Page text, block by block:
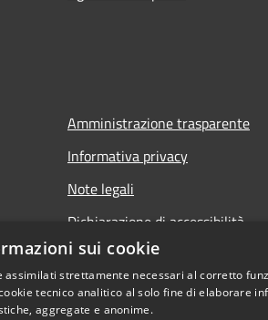
Amministrazione trasparente
Informativa privacy
Note legali
Dichiarazione di accessibilità
sui cookie
assimilati strettamente necessari al corretto
tecnico analitico al solo fine di elaborare
aggregate e anonime.